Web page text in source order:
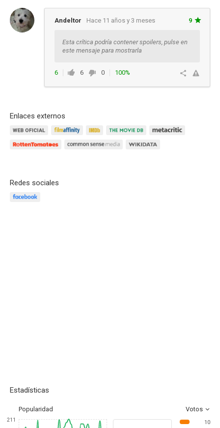
Andeltor Hace 11 años y 3 meses 9
Esta crítica podría contener spoilers, pulse en
este mensaje para mostrarla
6 6 0
100%
Enlaces externos
Redes sociales
Estadísticas
Popularidad Votos
211
10